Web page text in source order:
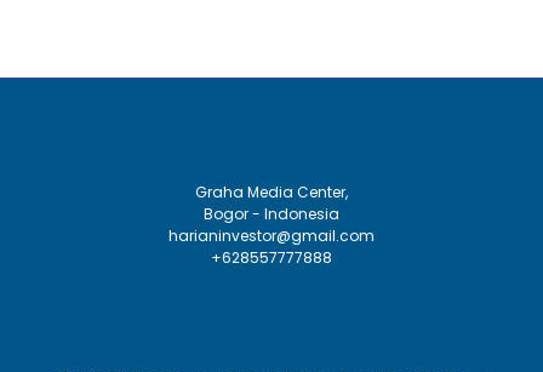
Graha Media Center,
Bogor - Indonesia
harianinvestor@gmail.com
+628557777888